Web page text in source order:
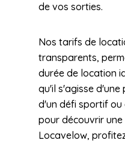
de vos sorties.
Nos tarifs de
transparents,
durée de location
qu'il s'agisse d'une
d'un défi sportif
pour découvrir une
Locavelow,